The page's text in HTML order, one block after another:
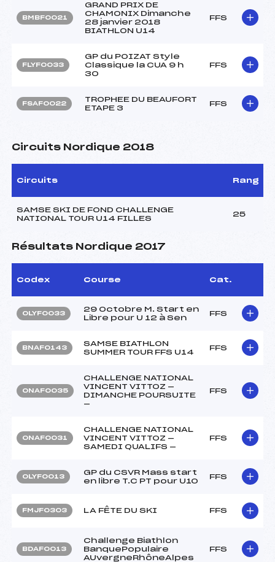
BMBF0021
GRAND PRIX DE
CHAMONIX Dimanche
28 janvier 2018
BIATHLON U14
FFS
FLYF0033
GP du POIZAT Style
Classique la CUA 9 h
30
FFS
FSAF0022
TROPHEE DU BEAUFORT
ETAPE 3
FFS
Circuits Nordique 2018
Circuits Rang
SAMSE SKI DE FOND CHALLENGE
NATIONAL TOUR U14 FILLES
25
Résultats Nordique 2017
Codex Course Cat.
OLYF0033
29 Octobre M. Start en
Libre pour U 12 à Sen
FFS
BNAF0143
SAMSE BIATHLON
SUMMER TOUR FFS U14
FFS
ONAF0035
CHALLENGE NATIONAL
VINCENT VITTOZ —
DIMANCHE POURSUITE
—
FFS
ONAF0031
CHALLENGE NATIONAL
VINCENT VITTOZ —
SAMEDI QUALIFS —
FFS
OLYF0013
GP du CSVR Mass start
en libre T.C PT pour U10
FFS
FMJF0303 LA FÊTE DU SKI FFS
BDAF0013
Challenge Biathlon
BanquePopulaire
AUvergneRhôneAlpes
FFS